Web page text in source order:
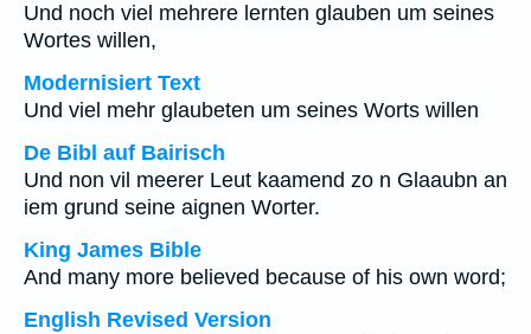
Und noch viel mehrere lernten glauben um seines
Wortes willen,
Modernisiert Text
Und viel mehr glaubeten um seines Worts willen
De Bibl auf Bairisch
Und non vil meerer Leut kaamend zo n Glaaubn an
iem grund seine aignen Worter.
King James Bible
And many more believed because of his own word;
English Revised Version